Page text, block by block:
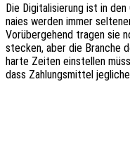
Die Digi­ta­li­sie­rung ist in
naies werden immer
Vorüber­ge­hend tragen sie
stecken, aber die Bran­che
harte Zeiten einstel­len
dass Zahlungs­mit­tel